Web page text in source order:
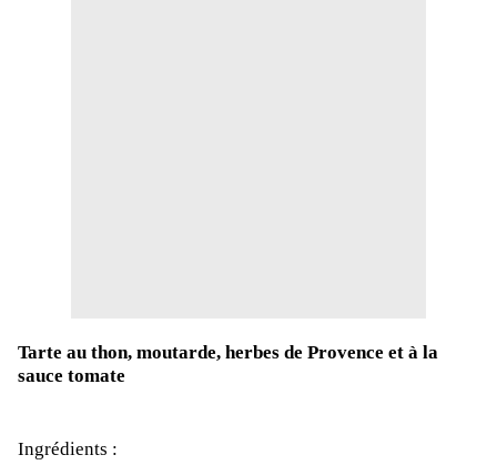
Tarte au thon, moutarde, herbes de Provence et à la
sauce tomate
Ingrédients :